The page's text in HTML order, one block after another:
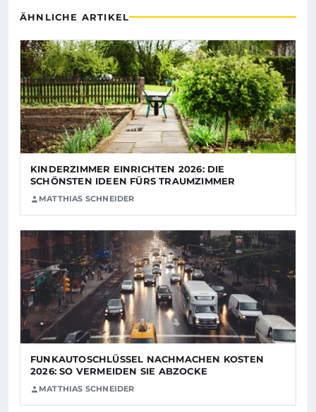
ÄHNLICHE ARTIKEL
KINDERZIMMER EINRICHTEN 2026: DIE
SCHÖNSTEN IDEEN FÜRS TRAUMZIMMER
MATTHIAS SCHNEIDER
FUNKAUTOSCHLÜSSEL NACHMACHEN KOSTEN
2026: SO VERMEIDEN SIE ABZOCKE
MATTHIAS SCHNEIDER